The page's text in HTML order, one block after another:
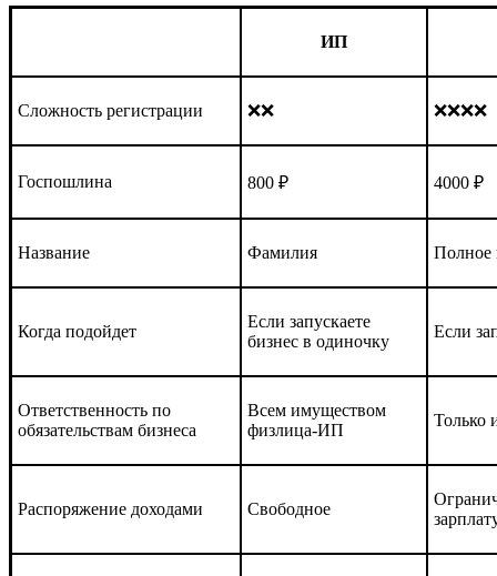
ИП
Сложность регистрации ❌❌ ❌❌❌❌
Госпошлина 800 ₽ 4000 ₽
Название Фамилия Полное
Когда подойдет
Если запускаете
бизнес в одиночку
Если
Ответственность по
обязательствам бизнеса
Всем имуществом
физлица-ИП
Только
Распоряжение доходами Свободное